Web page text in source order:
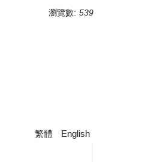
瀏覽數: 539
繁體 English